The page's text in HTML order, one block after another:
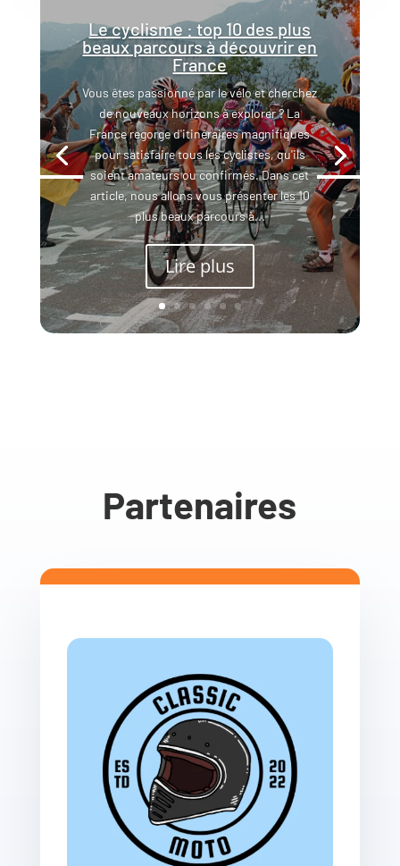
Le cyclisme : top 10 des plus
beaux parcours à découvrir en
France
Vous êtes passionné par le vélo et cherchez
de nouveaux horizons à explorer ? La
France regorge d'itinéraires magnifiques
pour satisfaire tous les cyclistes, qu'ils
soient amateurs ou confirmés. Dans cet
article, nous allons vous présenter les 10
plus beaux parcours à...
Lire plus
Partenaires